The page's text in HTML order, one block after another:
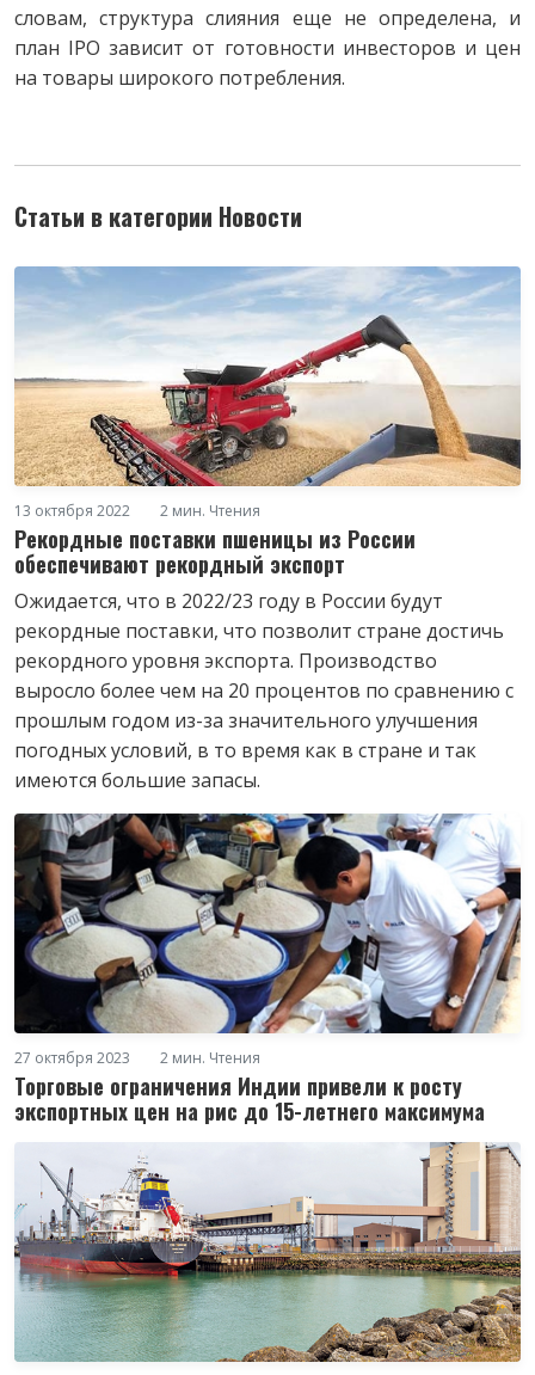
словам, структура слияния еще не определена, и
план IPO зависит от готовности инвесторов и цен
на товары широкого потребления.
Статьи в категории Новости
13 октября 2022 2 мин. Чтения
Рекордные поставки пшеницы из России
обеспечивают рекордный экспорт
Ожидается, что в 2022/23 году в России будут
рекордные поставки, что позволит стране достичь
рекордного уровня экспорта. Производство
выросло более чем на 20 процентов по сравнению с
прошлым годом из-за значительного улучшения
погодных условий, в то время как в стране и так
имеются большие запасы.
27 октября 2023 2 мин. Чтения
Торговые ограничения Индии привели к росту
экспортных цен на рис до 15-летнего максимума